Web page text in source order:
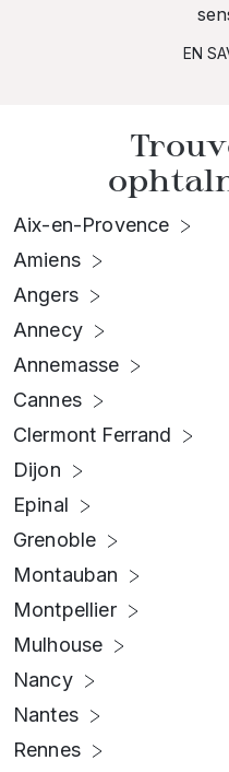
EN
Aix-en-Provence
Amiens
Angers
Annecy
Annemasse
Cannes
Clermont Ferrand
Dijon
Epinal
Grenoble
Montauban
Montpellier
Mulhouse
Nancy
Nantes
Rennes